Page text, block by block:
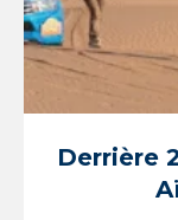
Derrière